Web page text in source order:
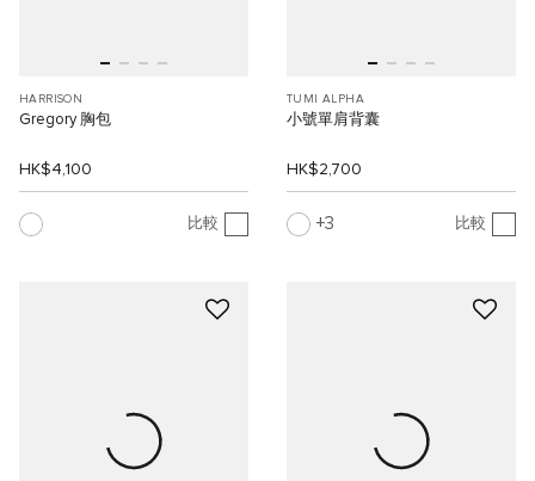
HARRISON
Gregory 胸包
HK$4,100
比較
TUMI ALPHA
小號單肩背囊
HK$2,700
3 比較